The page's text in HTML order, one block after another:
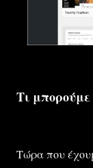
Τι
Τώρα που